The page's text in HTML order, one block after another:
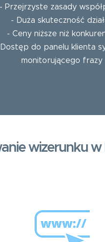
- Przejrzyste zasady
- Duża skuteczność
- Ceny niższe niż
do panelu klienta
monitorującego frazy
wizerunku w